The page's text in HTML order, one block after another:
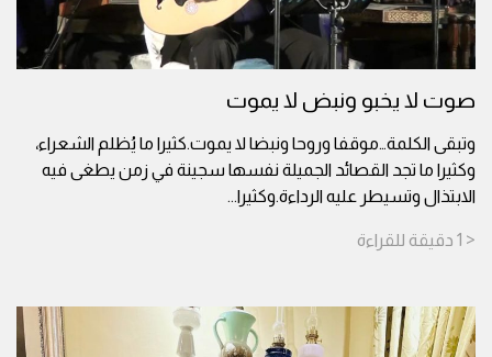
صوت لا يخبو ونبض لا يموت
وتبقى الكلمة…موقفا وروحا ونبضا لا يموت.كثيرا ما يُظلم الشعراء،
وكثيرا ما تجد القصائد الجميلة نفسها سجينة في زمن يطغى فيه
الابتذال وتسيطر عليه الرداءة.وكثيرا...
< 1 دقيقة للقراءة